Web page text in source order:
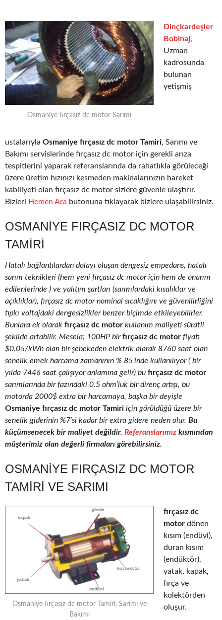
Osmaniye fırçasız dc motor Sarımı
Dinçkardeşler
Bobinaj,
Uzman
kadrosunda
bulunan
yetişmiş
ustalarıyla Osmaniye fırçasız dc motor Tamiri, Sarımı ve
Bakımı servislerinde fırçasız dc motor için gerekli arıza
tespitlerini yaparak referanslarında da rahatlıkla görüleceği
üzere üretim hızınızı kesmeden makinalarınızın hareket
kabiliyeti olan fırçasız dc motor sizlere güvenle ulaştırır.
Bizleri Hemen Ara butonuna tıklayarak bizlere ulaşabilirsiniz.
OSMANIYE FIRÇASIZ DC MOTOR
TAMIRI
Hatalı bağlantılardan dolayı oluşan dengesiz empedans, hatalı
sarım teknikleri (hem yeni fırçasız dc motor için hem de onarım
edilenlerinde ) ve yalıtım şartları (sarımlardaki kısalıklar ve
açıklıklar), fırçasız dc motor nominal sıcaklığını ve güvenilirliğini
tıpkı voltajdaki dengesizlikler benzer biçimde etkileyebilirler.
Bunlara ek olarak fırçasız dc motor kullanım maliyeti süratli
şekilde artabilir. Mesela; 100HP birfırçasız dc motor fiyatı
$0.05/kWh olan bir şebekeden elektrik alarak 8760 saat olan
senelik emek harcama zamanının % 85’inde kullanılıyor ( bir
yılda 7446 saat çalışıyor anlamına gelir) bu fırçasız dc motor
sarımlarında bir fazındaki 0.5 ohm’luk bir direnç artışı, bu
motorda 2000$ extra bir harcamaya, başka bir deyişle
Osmaniye fırçasız dc motor Tamiri için görüldüğü üzere bir
senelik giderinin %7’si kadar bir extra gidere neden olur. Bu
küçümsenecek bir maliyet değildir. Referanslarımız kısmından
müşterimiz olan değerli firmaları görebilirsiniz.
OSMANIYE FIRÇASIZ DC MOTOR
TAMIRI VE SARIMI
Osmaniye fırçasız dc motor Tamiri, Sarımı ve
Bakımı
fırçasız dc
motor dönen
kısım (endüvi),
duran kısım
(endüktör),
yatak, kapak,
fırça ve
kolektörden
oluşur.